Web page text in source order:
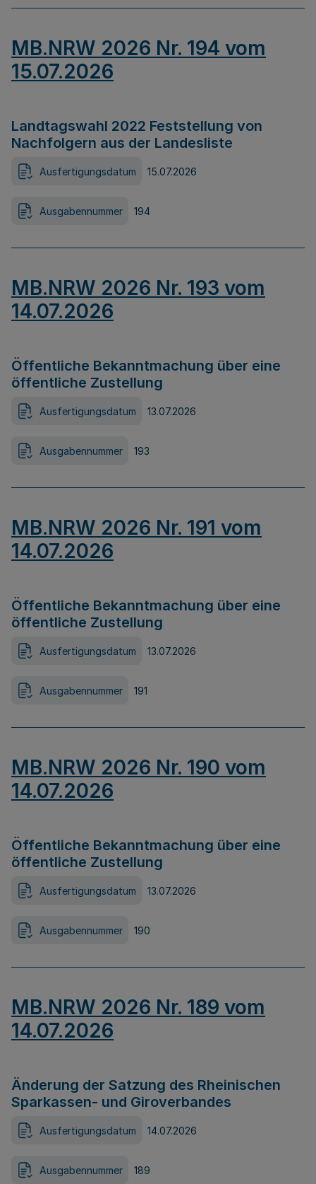
MB.NRW 2026 Nr. 194 vom
15.07.2026
Landtagswahl 2022 Feststellung von
Nachfolgern aus der Landesliste
Ausfertigungsdatum 15.07.2026
Ausgabennummer 194
MB.NRW 2026 Nr. 193 vom
14.07.2026
Öffentliche Bekanntmachung über eine
öffentliche Zustellung
Ausfertigungsdatum 13.07.2026
Ausgabennummer 193
MB.NRW 2026 Nr. 191 vom
14.07.2026
Öffentliche Bekanntmachung über eine
öffentliche Zustellung
Ausfertigungsdatum 13.07.2026
Ausgabennummer 191
MB.NRW 2026 Nr. 190 vom
14.07.2026
Öffentliche Bekanntmachung über eine
öffentliche Zustellung
Ausfertigungsdatum 13.07.2026
Ausgabennummer 190
MB.NRW 2026 Nr. 189 vom
14.07.2026
Änderung der Satzung des Rheinischen
Sparkassen- und Giroverbandes
Ausfertigungsdatum 14.07.2026
Ausgabennummer 189